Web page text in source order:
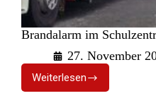
Brandalarm im
27. November
WeiterlesenBrandalarm
im